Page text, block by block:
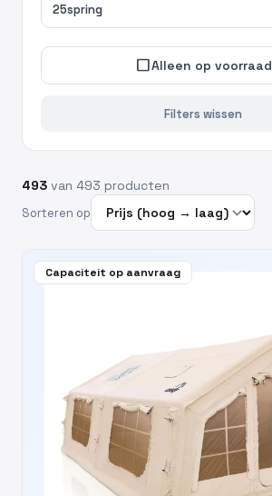
25spring
check_box_outline_blankAlleen op voorraad
Filters wissen
493 van 493 producten
Sorteren op
Capaciteit op aanvraag